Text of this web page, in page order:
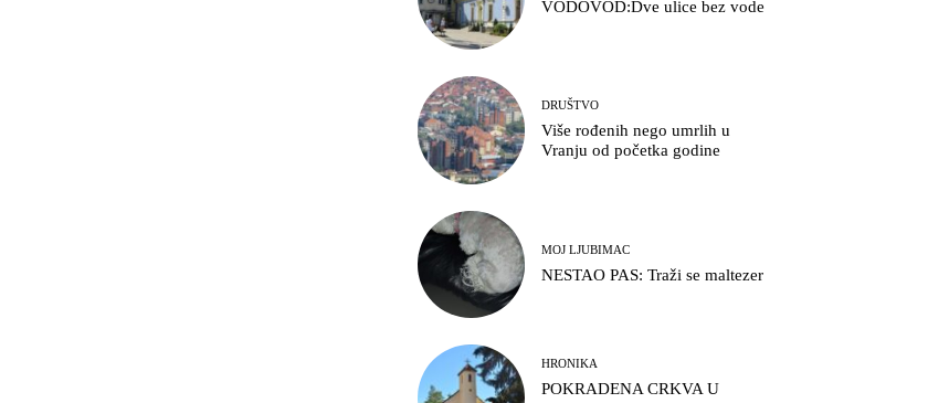
VODOVOD:Dve ulice bez vode
DRUŠTVO
Više rođenih nego umrlih u
Vranju od početka godine
MOJ LJUBIMAC
NESTAO PAS: Traži se maltezer
HRONIKA
POKRADENA CRKVA U